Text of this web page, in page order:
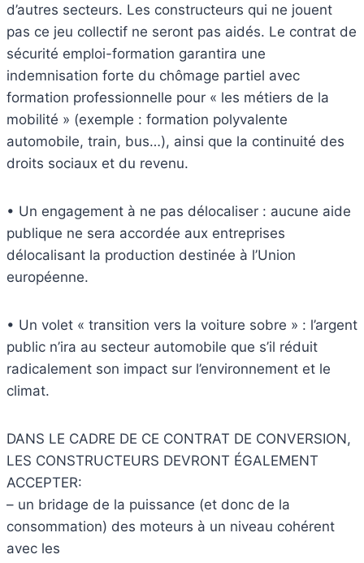
d’autres secteurs. Les constructeurs qui ne jouent
pas ce jeu collectif ne seront pas aidés. Le contrat de
sécurité emploi-formation garantira une
indemnisation forte du chômage partiel avec
formation professionnelle pour « les métiers de la
mobilité » (exemple : formation polyvalente
automobile, train, bus…), ainsi que la continuité des
droits sociaux et du revenu.
• Un engagement à ne pas délocaliser : aucune aide
publique ne sera accordée aux entreprises
délocalisant la production destinée à l’Union
européenne.
• Un volet « transition vers la voiture sobre » : l’argent
public n’ira au secteur automobile que s’il réduit
radicalement son impact sur l’environnement et le
climat.
DANS LE CADRE DE CE CONTRAT DE CONVERSION,
LES CONSTRUCTEURS DEVRONT ÉGALEMENT
ACCEPTER:
– un bridage de la puissance (et donc de la
consommation) des moteurs à un niveau cohérent
avec les